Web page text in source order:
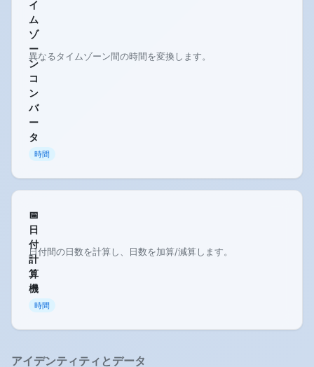
イ
ム
ゾ
ー
ン
コ
ン
バ
ー
タ
異なるタイムゾーン間の時間を変換します。
時間
📅
日
付
計
算
機
日付間の日数を計算し、日数を加算/減算します。
時間
アイデンティティとデータ